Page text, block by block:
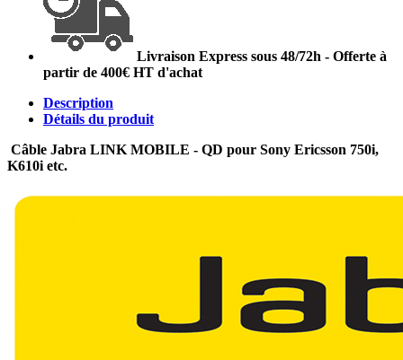
Livraison Express sous 48/72h - Offerte à
partir de 400€ HT d'achat
Description
Détails du produit
Câble Jabra LINK MOBILE - QD pour Sony Ericsson 750i,
K610i etc.